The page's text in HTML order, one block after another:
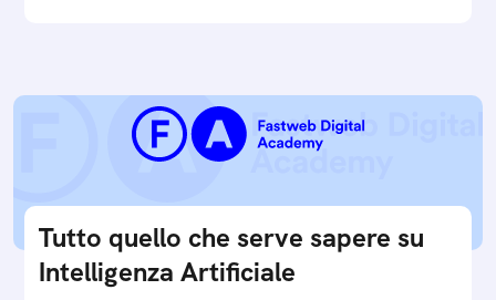
Tutto quello che serve sapere su
Intelligenza Artificiale